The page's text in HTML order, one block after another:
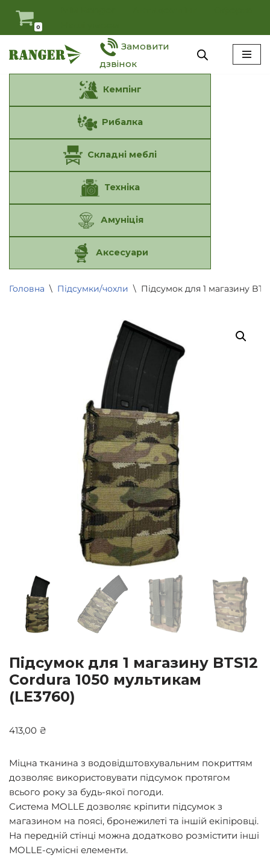
Перейти
до
вмісту
0
Замовити
дзвінок
Кемпінг
Рибалка
Складні меблі
Техніка
Амуніція
Аксесуари
Головна \ Підсумки/чохли \ Підсумок для 1 магазину
Підсумок для 1 магазину BTS12
Cordura 1050 мультикам
(LE3760)
413,00 ₴
Міцна тканина з водовідштовхувальним покриттям
дозволяє використовувати підсумок протягом
всього року за будь-якої погоди.
Система MOLLE дозволяє кріпити підсумок з
магазином на поясі, бронежилеті та іншій екіпіровці.
На передній стінці можна додатково розмістити інші
MOLLE-сумісні елементи.